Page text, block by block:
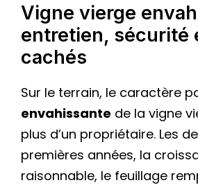
Vigne vierge
entretien, sécurité
cachés
Sur le terrain, le caractère
envahissante de la vigne
plus d’un propriétaire. Les
premières années, la
raisonnable, le feuillage